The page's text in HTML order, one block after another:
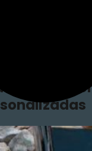
para